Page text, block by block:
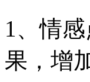
1、情
果，增